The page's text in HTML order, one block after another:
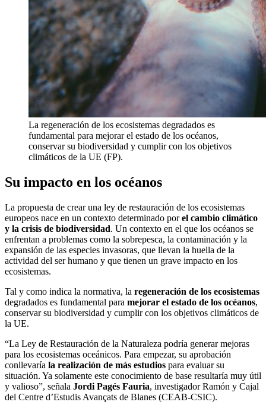
La regeneración de los ecosistemas degradados es
fundamental para mejorar el estado de los océanos,
conservar su biodiversidad y cumplir con los objetivos
climáticos de la UE (FP).
Su impacto en los océanos
La propuesta de crear una ley de restauración de los ecosistemas
europeos nace en un contexto determinado porel cambio climático
y la crisis de biodiversidad. Un contexto en el que los océanos se
enfrentan a problemas como la sobrepesca, la contaminación y la
expansión de las especies invasoras, que llevan la huella de la
actividad del ser humano y que tienen un grave impacto en los
ecosistemas.
Tal y como indica la normativa, la regeneración de los ecosistemas
degradados es fundamental para mejorar el estado de los océanos,
conservar su biodiversidad y cumplir con los objetivos climáticos de
la UE.
“La Ley de Restauración de la Naturaleza podría generar mejoras
para los ecosistemas oceánicos. Para empezar, su aprobación
conllevaría la realización de más estudios para evaluar su
situación. Ya solamente este conocimiento de base resultaría muy útil
y valioso”, señala Jordi Pagés Fauria, investigador Ramón y Cajal
del Centre d’Estudis Avançats de Blanes (CEAB-CSIC).